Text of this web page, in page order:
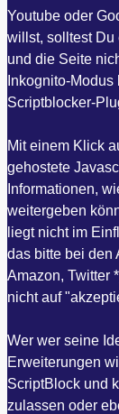
Youtube oder
willst, solltest Du
und die Seite
Inkognito-
Scriptblocker-
Mit einem Klick
gehostete
Informationen,
weitergeben
liegt nicht im
das bitte bei den
Amazon, Twitter
nicht auf
Wer wer seine
Erweiterungen
ScriptBlock und
zulassen oder